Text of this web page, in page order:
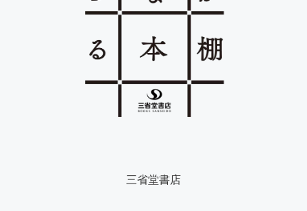
三省堂書店